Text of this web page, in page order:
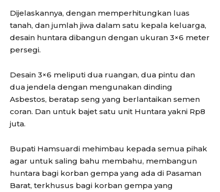
Dijelaskannya, dengan memperhitungkan luas
tanah, dan jumlah jiwa dalam satu kepala keluarga,
desain huntara dibangun dengan ukuran 3×6 meter
persegi.
Desain 3×6 meliputi dua ruangan, dua pintu dan
dua jendela dengan mengunakan dinding
Asbestos, beratap seng yang berlantaikan semen
coran. Dan untuk bajet satu unit Huntara yakni Rp8
juta.
Bupati Hamsuardi mehimbau kepada semua pihak
agar untuk saling bahu membahu, membangun
huntara bagi korban gempa yang ada di Pasaman
Barat, terkhusus bagi korban gempa yang